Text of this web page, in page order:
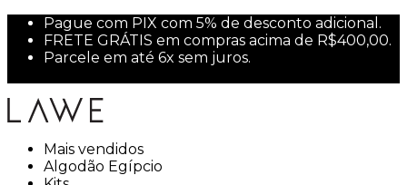
Pague com PIX com 5% de desconto adicional.
FRETE GRÁTIS em compras acima de R$400,00.
Parcele em até 6x sem juros.
Mais vendidos
Algodão Egípcio